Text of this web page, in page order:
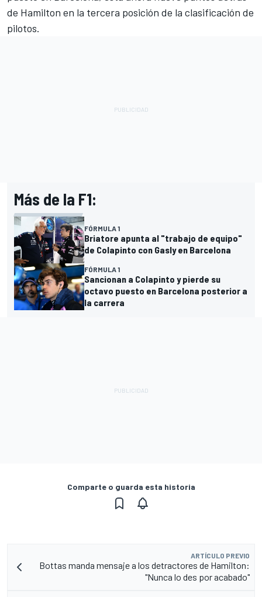
de Hamilton en la tercera posición de la clasificación de
pilotos.
Más de la F1:
FÓRMULA 1
Briatore apunta al "trabajo de equipo"
de Colapinto con Gasly en Barcelona
FÓRMULA 1
Sancionan a Colapinto y pierde su
octavo puesto en Barcelona posterior a
la carrera
Comparte o guarda esta historia
ARTÍCULO PREVIO
Bottas manda mensaje a los detractores de Hamilton:
"Nunca lo des por acabado"